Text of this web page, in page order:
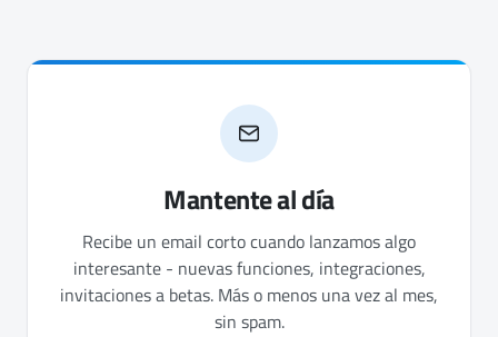
Mantente al día
Recibe un email corto cuando lanzamos algo
interesante - nuevas funciones, integraciones,
invitaciones a betas. Más o menos una vez al mes,
sin spam.